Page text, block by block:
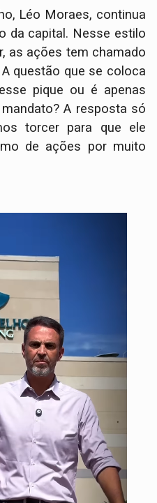
Léo Moraes, continua
da capital. Nesse estilo
as ações tem chamado
questão que se coloca
pique ou é apenas
A resposta só
torcer para que ele
de ações por muito